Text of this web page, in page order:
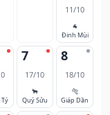
11/10
🐐
Đinh Mùi
7
17/10
🐂
Quý Sửu
8
18/10
🐅
Giáp Dần